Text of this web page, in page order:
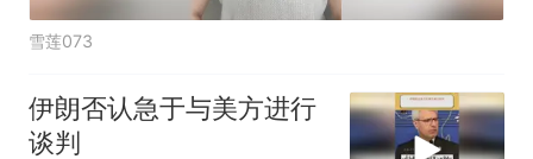
雪莲073
伊朗否认急于与美方进行
谈判